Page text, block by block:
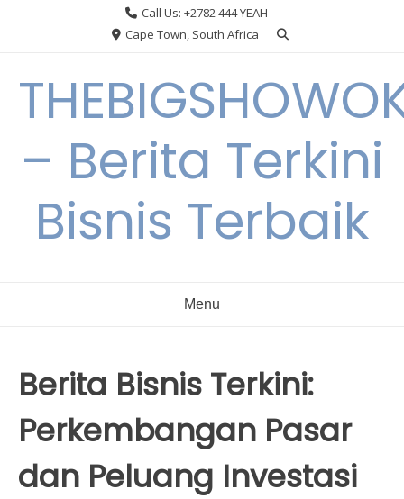
Call Us: +2782 444 YEAH
Cape Town, South Africa
– Berita Terkini
Bisnis Terbaik
Menu
Berita Bisnis Terkini:
Perkembangan Pasar
dan Peluang Investasi